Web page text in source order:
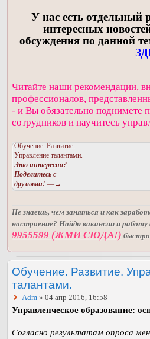
У нас есть отдельный
интересных
обсуждения по данной
Читайте наши рекомендации,
профессионалов,
- и Вы обязательно поднимете
сотрудников и научитесь
Обучение. Развитие.
Управление талантами.
Это интересно?
Поделитесь с
друзьями! —→
Не знаешь, чем заняться и как
настроение? Найди вакансии и
9955599 (ЖМИ СЮДА!) быстро
Обучение. Развитие.
талантами.
Adm » 04 апр 2016, 16:58
Управленческое образование:
Согласно результатам опроса